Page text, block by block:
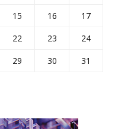
15 16
17
22 23
24
29 30
31